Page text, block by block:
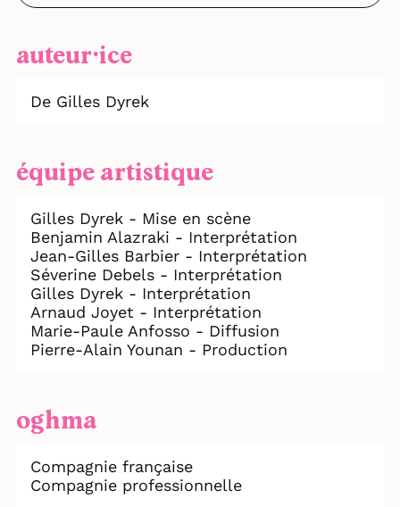
auteur⸱ice
De Gilles Dyrek
équipe artistique
Gilles Dyrek - Mise en scène
Benjamin Alazraki - Interprétation
Jean-Gilles Barbier - Interprétation
Séverine Debels - Interprétation
Gilles Dyrek - Interprétation
Arnaud Joyet - Interprétation
Marie-Paule Anfosso - Diffusion
Pierre-Alain Younan - Production
oghma
Compagnie française
Compagnie professionnelle